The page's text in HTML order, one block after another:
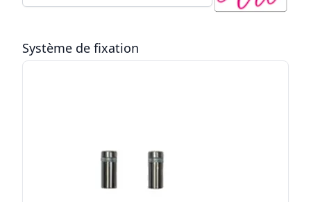
Système de fixation